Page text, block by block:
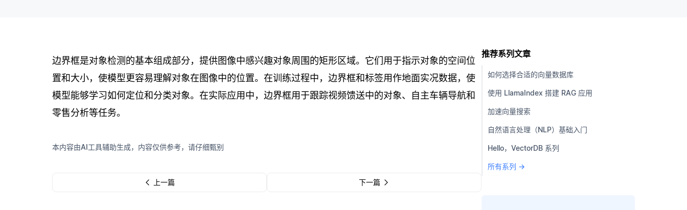
边界框是对象检测的基本组成部分，提供图像中感兴趣对象周围的矩形区域。它们用于指示对象的空间位
置和大小，使模型更容易理解对象在图像中的位置。在训练过程中，边界框和标签用作地面实况数据，使
模型能够学习如何定位和分类对象。在实际应用中，边界框用于跟踪视频馈送中的对象、自主车辆导航和
零售分析等任务。
本内容由AI工具辅助生成，内容仅供参考，请仔细甄别
上一篇 下一篇
推荐系列文章
如何选择合适的向量数据库
使用 LlamaIndex 搭建 RAG 应用
加速向量搜索
自然语言处理（NLP）基础入门
Hello，VectorDB 系列
所有系列 →